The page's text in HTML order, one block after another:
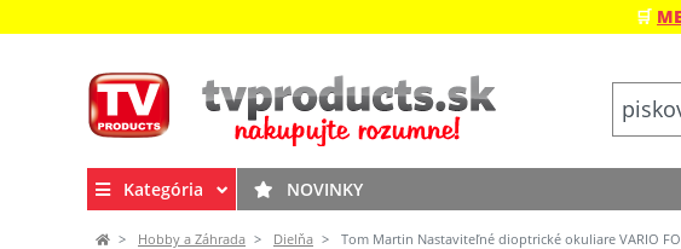
🛒
Kategória NOVINKY
Hobby a Záhrada Dielňa Tom Martin Nastaviteľné dioptrické okuliare VARIO